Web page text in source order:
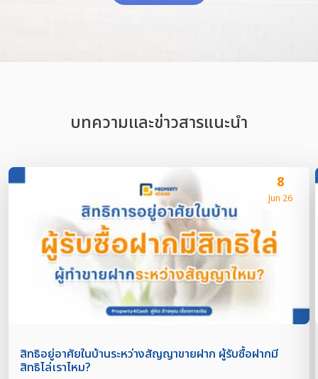
บทความเเละข่าวสารแนะนำ
8
Jun 26
สิทธิอยู่อาศัยในบ้านระหว่างสัญญาขายฝาก ผู้รับซื้อฝากมี
สิทธิไล่เราไหม?